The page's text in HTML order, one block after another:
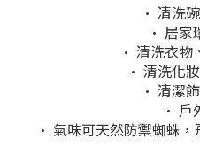
• 清洗
• 居家
• 清洗衣物
• 清洗化
• 清潔
• 戶
• 氣味可天然防禦蜘蛛